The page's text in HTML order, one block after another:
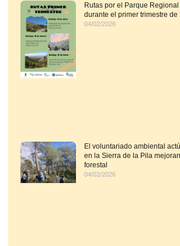
Rutas por el Parque
durante el primer trimestre de
04/02/2026
El voluntariado ambiental
en la Sierra de la Pila
forestal
04/02/2026